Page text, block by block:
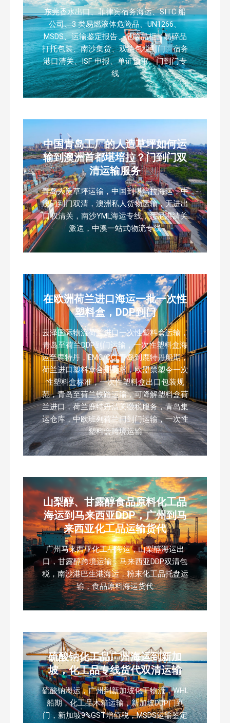
东莞香水出口、菲律宾宿务海运、SITC 船
公司、3 类易燃液体危险品、UN1266、
MSDS、运输鉴定报告、危险品柜、易碎品
打托包装、南沙集货、双清包税到门、宿务
港口清关、ISF 申报、单证预审、门到门专
线
中国青岛工厂的人造草坪如何运
输到澳洲首都堪培拉？门到门双
清运输服务
青岛人造草坪运输，中国到堪培拉海运，中
澳门到门双清，澳洲私人货物运输，无进出
口权清关，南沙YML海运专线，悉尼港清关
派送，中澳一站式物流专线
在欧洲荷兰进口海运一批一次性
塑料盒，DDP到门
云泽国际物流荷兰进口一次性塑料盒运输，
青岛至荷兰DDP到门运输，一次性塑料盒海
运至鹿特丹，EMC/OCL青岛到鹿特丹船期，
荷兰进口塑料盒合规要求，欧盟禁塑令一次
性塑料盒标准，一次性塑料盒出口包装规
范，青岛至荷兰铁路运输，可降解塑料盒荷
兰进口，荷兰鹿特丹清关缴税服务，青岛集
运仓库，中欧班列荷兰门到门运输，一次性
塑料盒跨境运输
山梨醇、甘露醇食品原料化工品
海运到马来西亚DDP，广州到马
来西亚化工品运输货代
广州马来西亚化工品海运，山梨醇海运出
口，甘露醇跨境运输，马来西亚DDP双清包
税，南沙港巴生港海运，粉末化工品托盘运
输，食品原料海运货代
硫酸钠化工品广州海运到新加
坡，化工品专线货代双清运输
硫酸钠海运，广州到新加坡化工物流，WHL
船期，化工品木箱运输，新加坡DDP门到
门，新加坡9%GST增值税，MSDS运输鉴定